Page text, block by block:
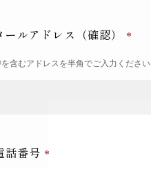
ールアドレス（確認）
を含むアドレスを半角でご入力ください
話番号